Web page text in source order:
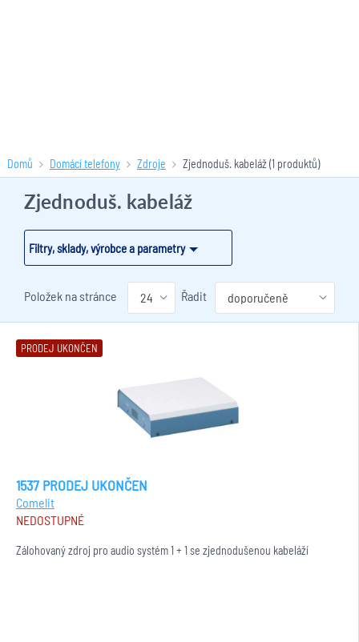
Domů Domácí telefony Zdroje Zjednoduš. kabeláž(1 produktů)
Filtry, sklady, výrobce a parametry
Zjednoduš. kabeláž
Položek na stránce Řadit
PRODEJ UKONČEN
1537 PRODEJ UKONČEN
Comelit
NEDOSTUPNÉ
Zálohovaný zdroj pro audio systém 1 + 1 se zjednodušenou kabeláží